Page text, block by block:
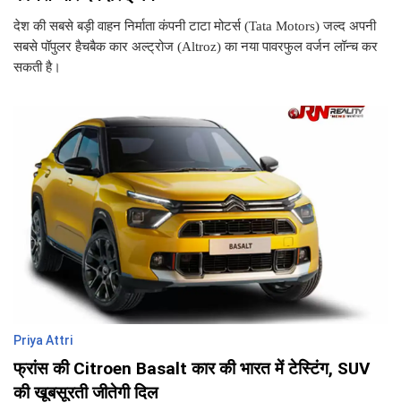
देश की सबसे बड़ी वाहन निर्माता कंपनी टाटा मोटर्स (Tata Motors) जल्द अपनी
सबसे पॉपुलर हैचबैक कार अल्ट्रोज (Altroz) का नया पावरफुल वर्जन लॉन्च कर
सकती है।
Priya Attri
फ्रांस की Citroen Basalt कार की भारत में टेस्टिंग, SUV
की खूबसूरती जीतेगी दिल